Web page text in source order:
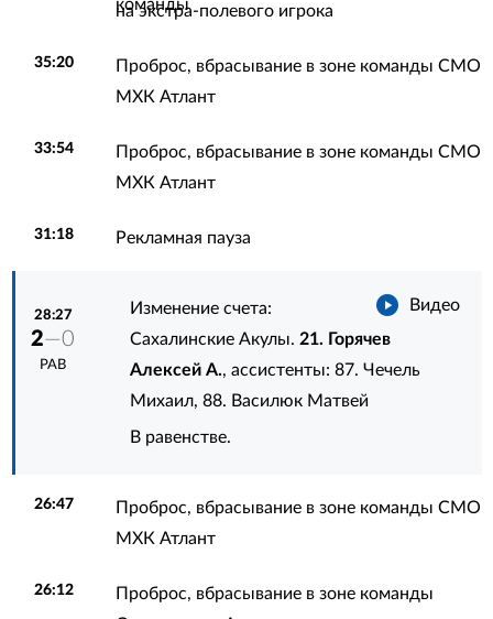
на экстра-полевого игрока
35:20
Проброс, вбрасывание в зоне команды СМО
МХК Атлант
33:54
Проброс, вбрасывание в зоне команды СМО
МХК Атлант
31:18 Рекламная пауза
28:27
2—0
РАВ
Видео
Изменение счета:
Сахалинские Акулы.21. Горячев
Алексей А., ассистенты:87. Чечель
Михаил,88. Василюк Матвей
В равенстве.
26:47
Проброс, вбрасывание в зоне команды СМО
МХК Атлант
26:12
Проброс, вбрасывание в зоне команды